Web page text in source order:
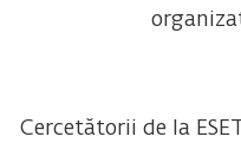
Cercetătorii de la